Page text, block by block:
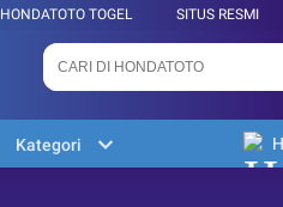
HONDATOTO TOGEL SITUS RESMI
Kategori